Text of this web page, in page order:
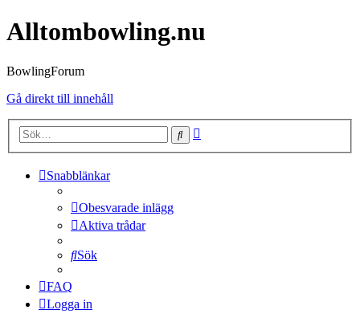
Alltombowling.nu
BowlingForum
Gå direkt till innehåll
Sök
Snabblänkar
Obesvarade inlägg
Aktiva trådar
Sök
FAQ
Logga in